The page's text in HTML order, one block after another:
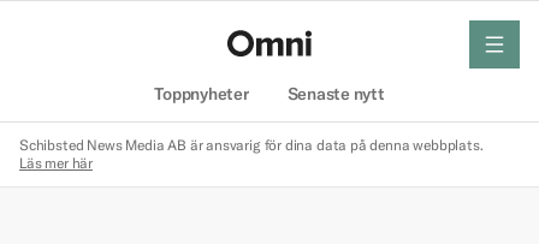
Toppnyheter Senaste nytt
meny
Schibsted News Media AB är ansvarig för dina data på denna webbplats.
Läs mer här